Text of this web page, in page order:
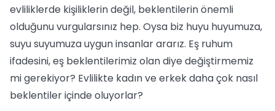
evliliklerde kişiliklerin değil, beklentilerin önemli
olduğunu vurgularsınız hep. Oysa biz huyu huyumuza,
suyu suyumuza uygun insanlar ararız. Eş ruhum
ifadesini, eş beklentilerimiz olan diye değiştirmemiz
mi gerekiyor? Evlilikte kadın ve erkek daha çok nasıl
beklentiler içinde oluyorlar?